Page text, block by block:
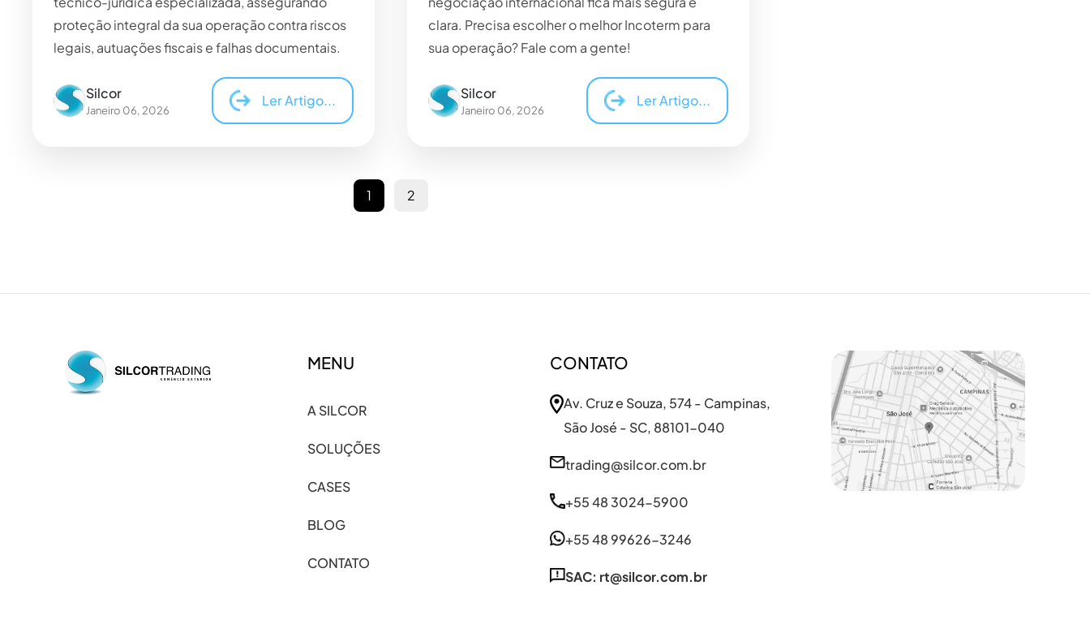
Fale com a Silcor
Cadastre-se para começar uma
proteção integral da sua operação contra riscos
legais, autuações fiscais e falhas documentais.
Silcor
Janeiro 06, 2026
Ler Artigo...
clara. Precisa escolher o melhor Incoterm para
sua operação? Fale com a gente!
Silcor
Janeiro 06, 2026
Ler Artigo...
1 2
MENU
A SILCOR
SOLUÇÕES
CASES
BLOG
CONTATO
CONTATO
Av. Cruz e Souza, 574 - Campinas,
São José - SC, 88101-040
trading@silcor.com.br
+55 48 3024-5900
+55 48 99626-3246
SAC: rt@silcor.com.br